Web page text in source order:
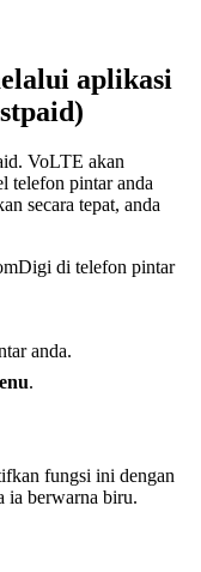
aplikasi
VoLTE akan
telefon pintar anda
secara tepat, anda
di telefon pintar
anda.
.
fungsi ini dengan
ia berwarna biru.